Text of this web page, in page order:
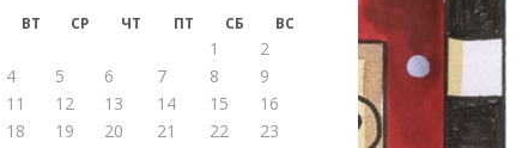
ВТ СР ЧТ ПТ СБ ВС
1
2
4 5 6 7 8
9
11 12 13 14 15
16
18 19 20 21 22
23